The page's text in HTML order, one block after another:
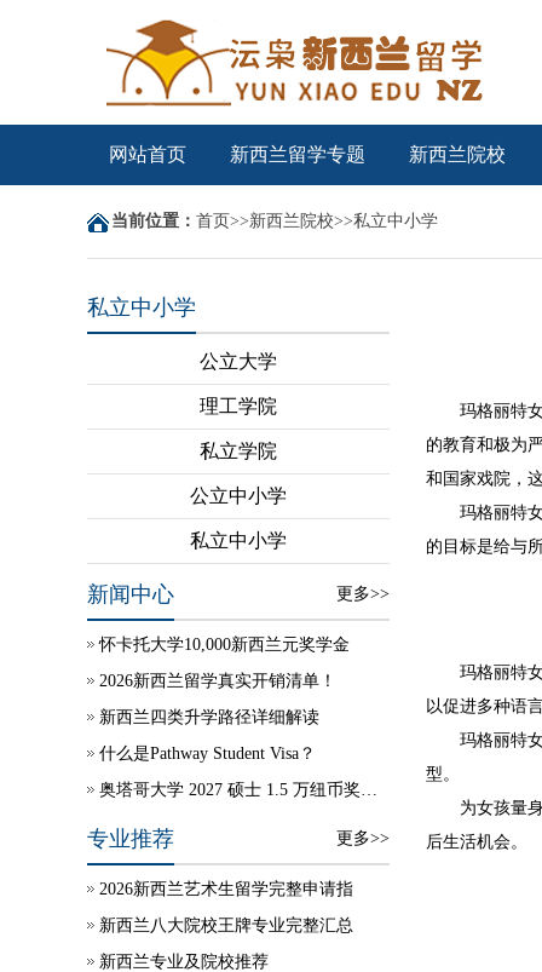
网站首页 新西兰留学专题 新西兰院校
当前位置： 首页>>新西兰院校>>私立中小学
私立中小学
公立大学
理工学院
私立学院
公立中小学
私立中小学
新闻中心 更多>>
怀卡托大学10,000新西兰元奖学金
2026新西兰留学真实开销清单！
新西兰四类升学路径详细解读
什么是Pathway Student Visa？
奥塔哥大学 2027 硕士 1.5 万纽币奖学金自动授予
专业推荐 更多>>
2026新西兰艺术生留学完整申请指
新西兰八大院校王牌专业完整汇总
新西兰专业及院校推荐
玛格丽特女王
的教育和极为
和国家戏院，
玛格丽特女
的目标是给与
玛格丽特
以促进多种语
玛格丽特
型。
为女孩量
后生活机会。